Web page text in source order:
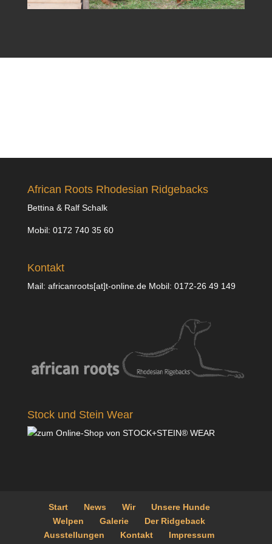
African Roots Rhodesian Ridgebacks
Bettina & Ralf Schalk
Mobil: 0172 740 35 60
Kontakt
Mail: africanroots[at]t-online.de Mobil: 0172-26 49 149
Stock und Stein Wear
Start News Wir
Unsere Hunde
Welpen
Galerie
Der Ridgeback
Ausstellungen
Kontakt
Impressum